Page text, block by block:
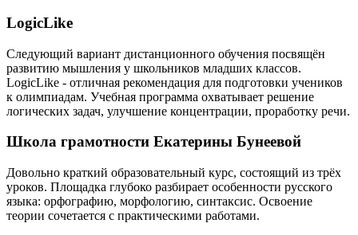
LogicLike
Следующий вариант дистанционного обучения посвящён
развитию мышления у школьников младших классов.
LogicLike - отличная рекомендация для подготовки учеников
к олимпиадам. Учебная программа охватывает решение
логических задач, улучшение концентрации, проработку речи.
Школа грамотности Екатерины Бунеевой
Довольно краткий образовательный курс, состоящий из трёх
уроков. Площадка глубоко разбирает особенности русского
языка: орфографию, морфологию, синтаксис. Освоение
теории сочетается с практическими работами.